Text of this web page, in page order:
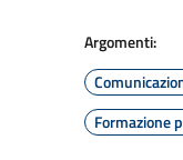
Argomenti:
Formazione